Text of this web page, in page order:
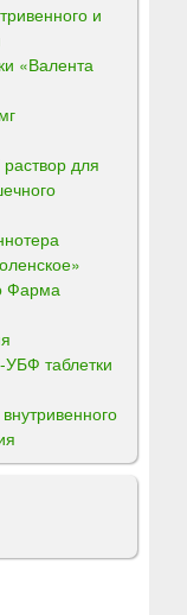
и
«Валента
для
Фарма
таблетки